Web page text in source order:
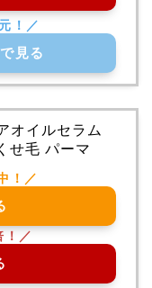
見る
オイルセラム
せ毛 パーマ